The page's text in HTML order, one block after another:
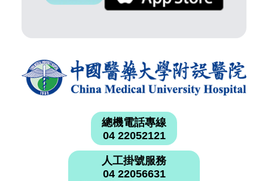
總機電話專線
04 22052121
人工掛號服務
04 22056631